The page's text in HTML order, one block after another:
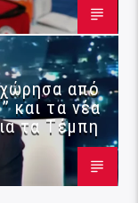
από
και τα νέα
τα Τέμπη